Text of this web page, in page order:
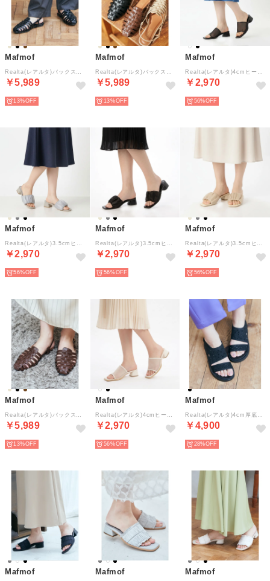
Mafmof
￥5,989
13%
Mafmof
￥5,989
13%
Mafmof
￥2,970
56%
Mafmof
￥2,970
56%
Mafmof
￥2,970
56%
Mafmof
￥2,970
56%
Mafmof
￥5,989
13%
Mafmof
￥2,970
56%
Mafmof
￥4,900
28%
Mafmof Mafmof Mafmof